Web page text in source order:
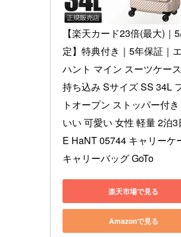
【楽天カード23倍(最大)｜
定】特典付き｜5年保証｜
ハント マイン スーツケー
持ち込み Sサイズ SS 34L
トオープン ストッパー付
いい 可愛い 女性 軽量 2泊3
E HaNT 05744 キャリーケ
キャリーバッグ GoTo
楽天市場で見る
Amazonで見る